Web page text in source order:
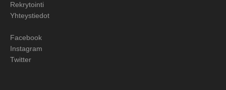
Rekrytointi
Yhteystiedot
Facebook
Instagram
Twitter